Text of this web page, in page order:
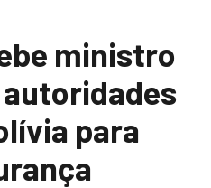
ministro
autoridades
para